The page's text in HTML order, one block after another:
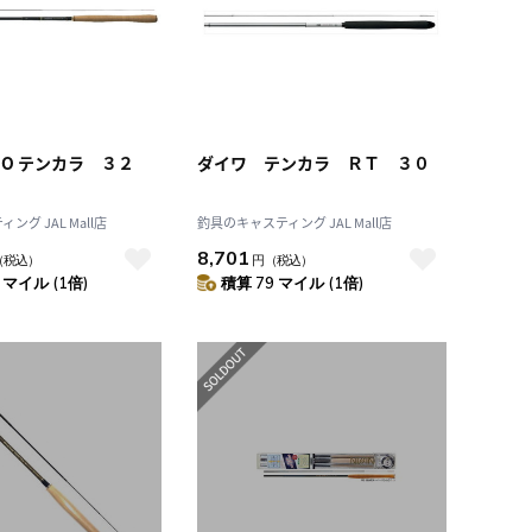
テンカラ ３２
ング JAL Mall店
込）
イル (1倍)
ダイワ テンカラ ＲＴ ３０
釣具のキャスティング JAL Mall店
8,701 円 （税込）
積算 79 マイル (1倍)